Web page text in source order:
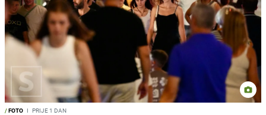
/FOTO I PRIJE 1 DAN